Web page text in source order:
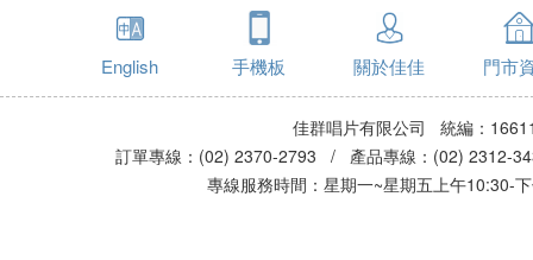
English 手機板 關於佳佳 門市
佳群唱片有限公司 統編：
訂單專線：(02) 2370-2793 / 產品專線：(02)
專線服務時間：星期一~星期五上午10:30-